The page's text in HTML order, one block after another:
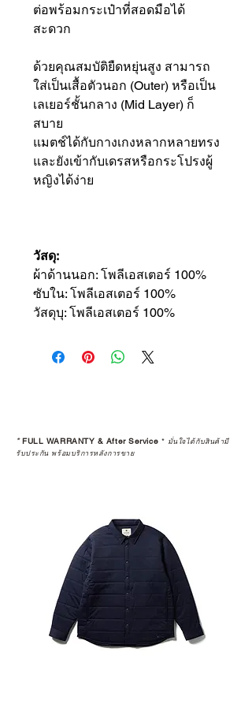
ต่อพร้อมกระเป๋าที่สอดมือได้
สะดวก
ด้วยคุณสมบัติยืดหยุ่นสูง สามารถ
ใส่เป็นเสื้อตัวนอก (Outer) หรือเป็น
เลเยอร์ชั้นกลาง (Mid Layer) ก็
สบาย
แมตช์ได้กับกางเกงหลากหลายทรง
และยังเข้ากับเดรสหรือกระโปรงผู้
หญิงได้ง่าย
วัสดุ:
ผ้าด้านนอก: โพลีเอสเตอร์ 100%
ซับใน: โพลีเอสเตอร์ 100%
วัสดุบุ: โพลีเอสเตอร์ 100%
*FULL WARRANTY & After Service * มั่นใจได้กับสินค้ามี
รับประกัน พร้อมบริการหลังการขาย